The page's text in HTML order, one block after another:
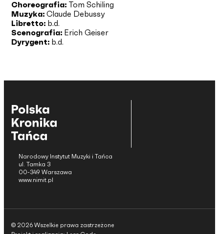
Choreografia: Tom Schiling
Muzyka: Claude Debussy
Libretto: b.d.
Scenografia: Erich Geiser
Dyrygent: b.d.
Narodowy Instytut Muzyki i Tańca
ul. Tamka 3
00-349 Warszawa
www.nimit.pl
© 2026 Wszelkie prawa zastrzeżone